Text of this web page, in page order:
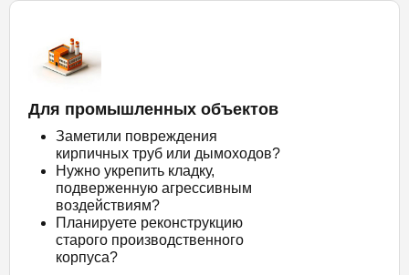
Для промышленных объектов
Заметили повреждения
кирпичных труб или дымоходов?
Нужно укрепить кладку,
подверженную агрессивным
воздействиям?
Планируете реконструкцию
старого производственного
корпуса?